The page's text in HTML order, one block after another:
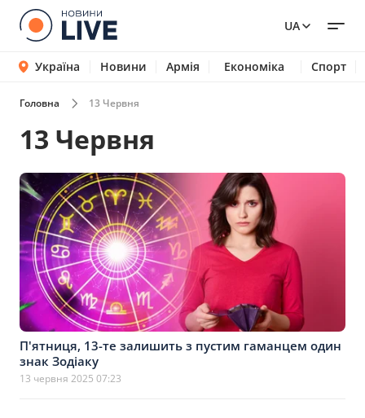
UA
Україна Новини Армія Економіка Спорт
Головна 13 Червня
13 Червня
П'ятниця, 13-те залишить з пустим гаманцем один
знак Зодіаку
13 червня 2025 07:23